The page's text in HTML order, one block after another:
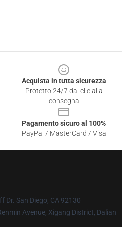
Acquista in tutta sicurezza
Protetto 24/7 dai clic alla
consegna
Pagamento sicuro al 100%
PayPal / MasterCard / Visa
Dr. San Diego, CA 92130
Avenue, Xigang District, Dalian